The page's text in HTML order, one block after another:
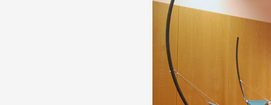
Formation
Événements